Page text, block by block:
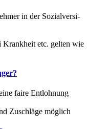
in der Sozial­ver­si­
Krankheit etc. gelten wie
faire Entlohnung
Zuschläge möglich